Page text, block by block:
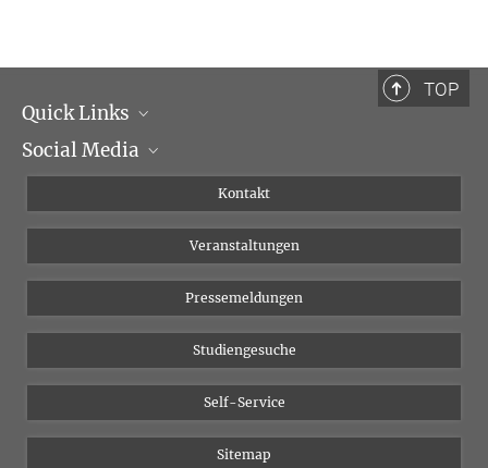
TOP
Quick Links
Institutsleitung
Social Media
YouTube
Kontakt
Veranstaltungen
Pressemeldungen
Studiengesuche
Self-Service
Sitemap